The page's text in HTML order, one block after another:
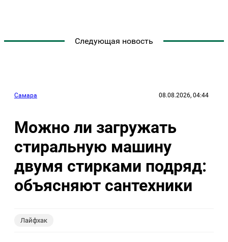
Следующая новость
Самара 08.08.2026, 04:44
Можно ли загружать
стиральную машину
двумя стирками подряд:
объясняют сантехники
Лайфхак